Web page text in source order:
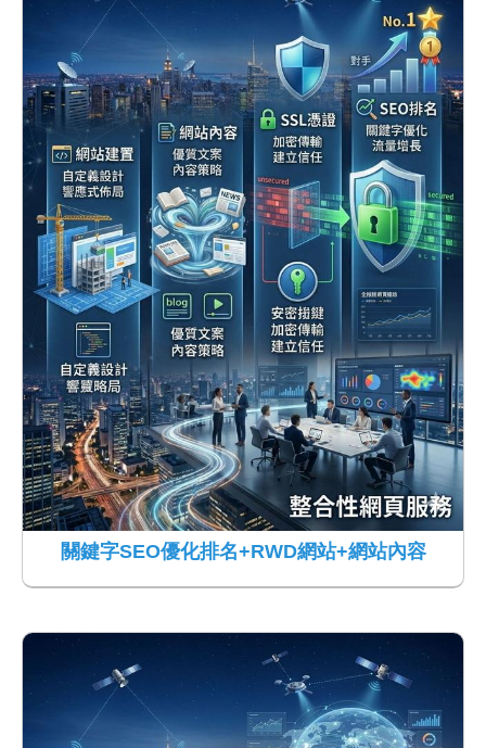
關鍵字SEO優化排名+RWD網站+網站內容